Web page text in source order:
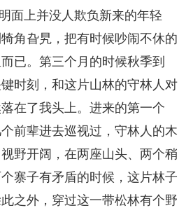
面上并没人欺负新来的年轻
角旮旯，把有时候吵闹不休的
已。第三个月的时候秋季到
时刻，和这片山林的守林人对
在了我头上。进来的第一个
前辈进去巡视过，守林人的木
野开阔，在两座山头、两个稍
寨子有矛盾的时候，这片林子
之外，穿过这一带松林有个野